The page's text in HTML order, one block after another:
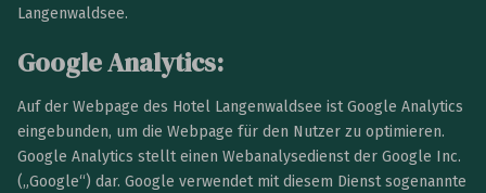
Langenwaldsee.
Google Analytics:
Auf der Webpage des Hotel Langenwaldsee ist Google Analytics
eingebunden, um die Webpage für den Nutzer zu optimieren.
Google Analytics stellt einen Webanalysedienst der Google Inc.
(„Google“) dar. Google verwendet mit diesem Dienst sogenannte